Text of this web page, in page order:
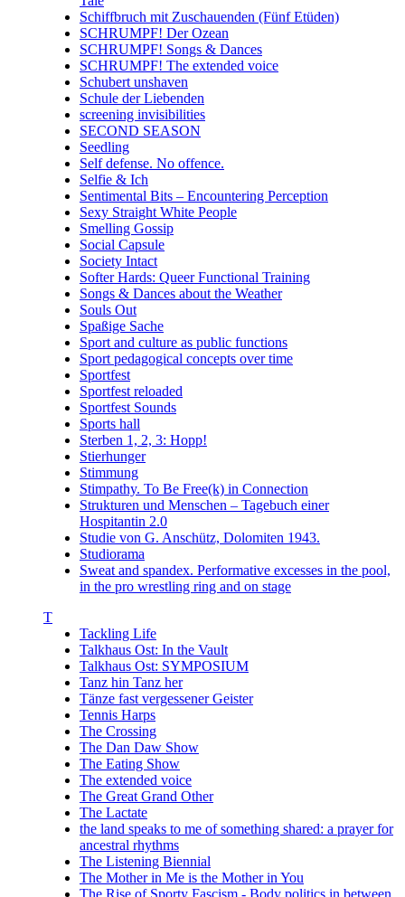
Schiffbruch mit Zuschauenden (Fünf Etüden)
SCHRUMPF! Der Ozean
SCHRUMPF! Songs & Dances
SCHRUMPF! The extended voice
Schubert unshaven
Schule der Liebenden
screening invisibilities
SECOND SEASON
Seedling
Self defense. No offence.
Selfie & Ich
Sentimental Bits – Encountering Perception
Sexy Straight White People
Smelling Gossip
Social Capsule
Society Intact
Softer Hards: Queer Functional Training
Songs & Dances about the Weather
Souls Out
Spaßige Sache
Sport and culture as public functions
Sport pedagogical concepts over time
Sportfest
Sportfest reloaded
Sportfest Sounds
Sports hall
Sterben 1, 2, 3: Hopp!
Stierhunger
Stimmung
Stimpathy. To Be Free(k) in Connection
Strukturen und Menschen – Tagebuch einer
Hospitantin 2.0
Studie von G. Anschütz, Dolomiten 1943.
Studiorama
Sweat and spandex. Performative excesses in the pool,
in the pro wrestling ring and on stage
T
Tackling Life
Talkhaus Ost: In the Vault
Talkhaus Ost: SYMPOSIUM
Tanz hin Tanz her
Tänze fast vergessener Geister
Tennis Harps
The Crossing
The Dan Daw Show
The Eating Show
The extended voice
The Great Grand Other
The Lactate
the land speaks to me of something shared: a prayer for
ancestral rhythms
The Listening Biennial
The Mother in Me is the Mother in You
The Rise of Sporty Fascism - Body politics in between